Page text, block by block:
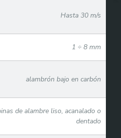
Hasta 30 m/s
1 ÷ 8 mm
alambrón bajo en carbón
de alambre liso, acanalado o
dentado